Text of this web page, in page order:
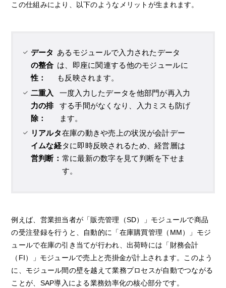
この仕組みにより、以下のようなメリットが生まれます。
データ
の整合
性：
あるモジュールで入力されたデータ
は、即座に関連する他のモジュールに
も反映されます。
二重入
力の排
除：
一度入力したデータを他部門が再入力
する手間がなくなり、入力ミスも防げ
ます。
リアルタ
イムな経
営判断：
在庫の動きや売上の状況が会計デー
タに即時反映されるため、経営層は
常に最新の数字を見て判断を下せま
す。
例えば、営業担当者が「販売管理（SD）」モジュールで商品
の受注登録を行うと、自動的に「在庫購買管理（MM）」モジ
ュールで在庫の引き当てが行われ、出荷時には「財務会計
（FI）」モジュールで売上と売掛金が計上されます。このよう
に、モジュール間の壁を越えて業務プロセスが自動でつながる
ことが、SAP導入による業務効率化の核心部分です。